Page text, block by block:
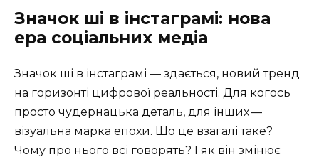
Значок ші в інстаграмі: нова
ера соціальних медіа
Значок ші в інстаграмі — здається, новий тренд
на горизонті цифрової реальності. Для когось
просто чудернацька деталь, для інших —
візуальна марка епохи. Що це взагалі таке?
Чому про нього всі говорять? І як він змінює